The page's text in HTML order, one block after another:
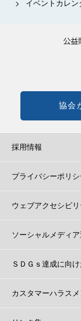
イベントカレン
協会
採用情報
プライバシーポリシ
ウェブアクセシビ
ソーシャルメディ
ＳＤＧｓ達成に向
カスタマーハラス